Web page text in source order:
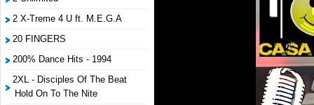
2 X-Treme 4 U ft. M.E.G.A
20 FINGERS
200% Dance Hits - 1994
2XL - Disciples Of The Beat
Hold On To The Nite